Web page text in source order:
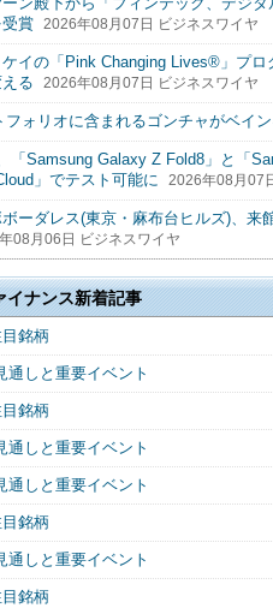
賞
2026年08月07日 ビジネスワイヤ
ケイの「Pink Changing Lives®」プ
る
2026年08月07日 ビジネスワイヤ
フォリオに含まれるゴンチャがベイ
「Samsung Galaxy Z Fold8」と「
」でテスト可能に
2026年08月07
ーダレス(東京・麻布台ヒルズ)、来
08月06日 ビジネスワイヤ
イナンス新着記事
銘柄
通しと重要イベント
銘柄
通しと重要イベント
通しと重要イベント
銘柄
通しと重要イベント
銘柄